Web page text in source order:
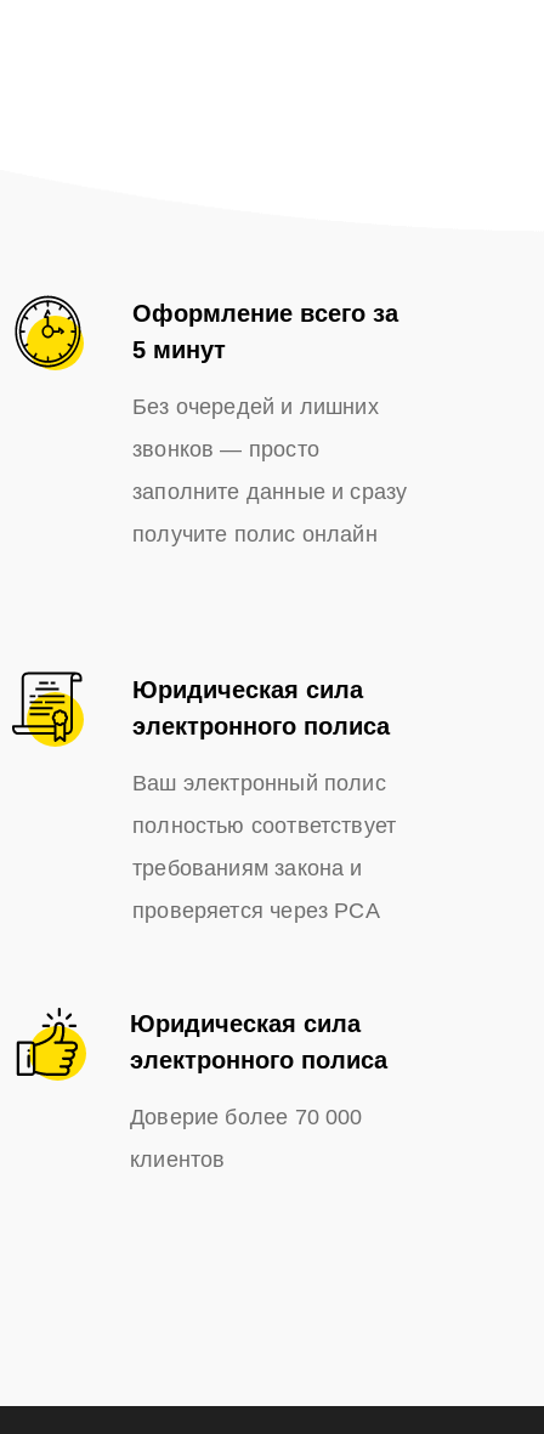
Оформление всего за
5 минут
Без очередей и лишних
звонков — просто
заполните данные и сразу
получите полис онлайн
Юридическая сила
электронного полиса
Ваш электронный полис
полностью соответствует
требованиям закона и
проверяется через РСА
Юридическая сила
электронного полиса
Доверие более 70 000
клиентов